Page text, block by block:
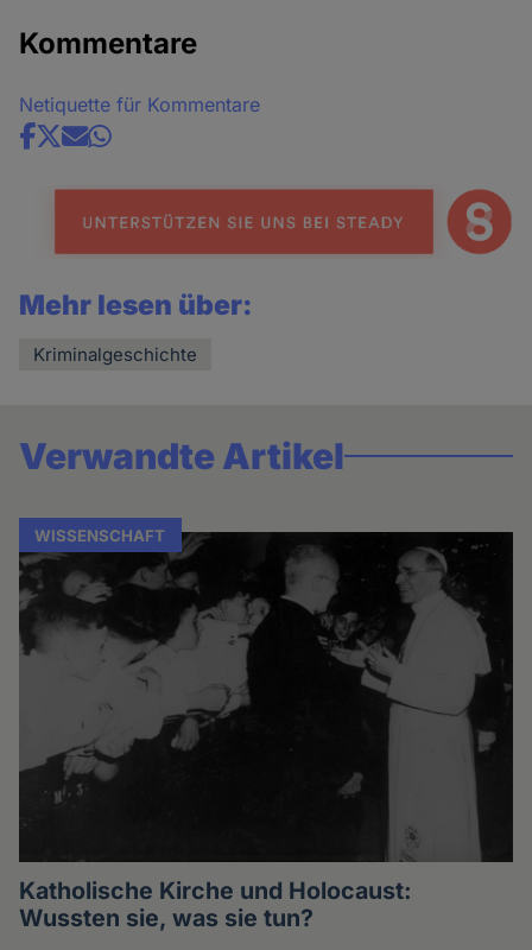
Kommentare
Netiquette für Kommentare
Share
news
Mehr lesen über:
Kriminalgeschichte
Verwandte Artikel
WISSENSCHAFT
Katholische Kirche und Holocaust:
Wussten sie, was sie tun?